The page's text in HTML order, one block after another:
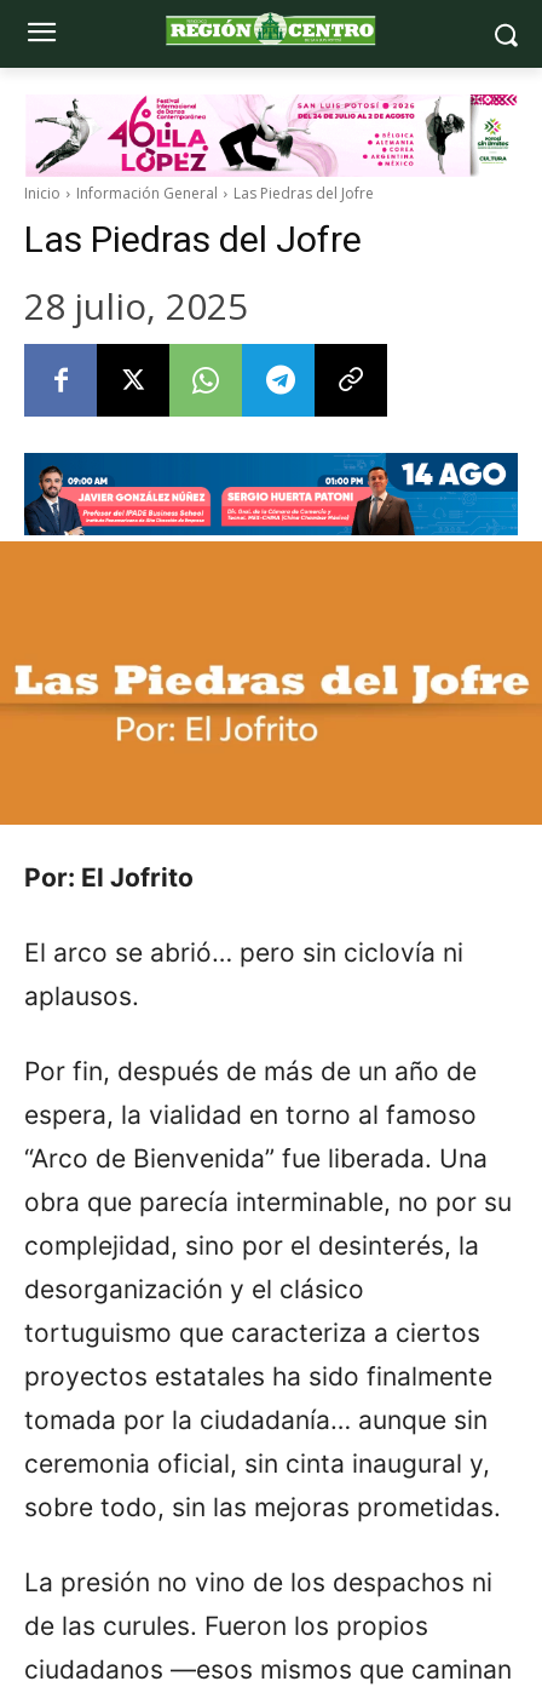
Inicio Información General Las Piedras del Jofre
Las Piedras del Jofre
28 julio, 2025
Por: El Jofrito
El arco se abrió… pero sin ciclovía ni
aplausos.
Por fin, después de más de un año de
espera, la vialidad en torno al famoso
“Arco de Bienvenida” fue liberada. Una
obra que parecía interminable, no por su
complejidad, sino por el desinterés, la
desorganización y el clásico
tortuguismo que caracteriza a ciertos
proyectos estatales ha sido finalmente
tomada por la ciudadanía… aunque sin
ceremonia oficial, sin cinta inaugural y,
sobre todo, sin las mejoras prometidas.
La presión no vino de los despachos ni
de las curules. Fueron los propios
ciudadanos —esos mismos que caminan